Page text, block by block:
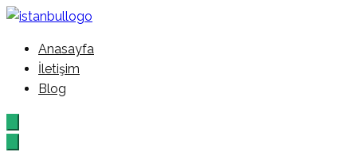
İçeriğe
İstanbul – Google – Reklam –
Ajansı
Anasayfa
İletişim
Blog